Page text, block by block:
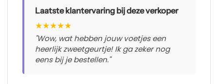
Laatste klantervaring bij deze verkoper
★★★★★
"Wow, wat hebben jouw voetjes een
heerlijk zweetgeurtje! Ik ga zeker nog
eens bij je bestellen."